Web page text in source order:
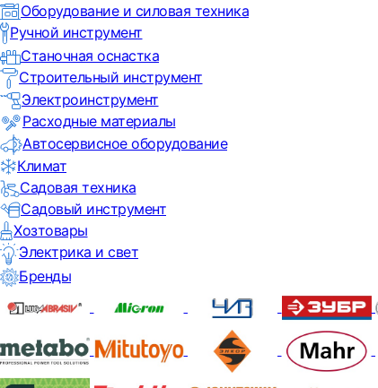
Оборудование и силовая техника
Ручной инструмент
Станочная оснастка
Строительный инструмент
Электроинструмент
Расходные материалы
Автосервисное оборудование
Климат
Садовая техника
Садовый инструмент
Хозтовары
Электрика и свет
Бренды